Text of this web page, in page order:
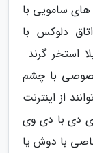
سامویی با
دلوکس، اتاق دلوکس با
استخر گرند
با چشم
از اینترنت
ای دی با دی وی
با دوش یا